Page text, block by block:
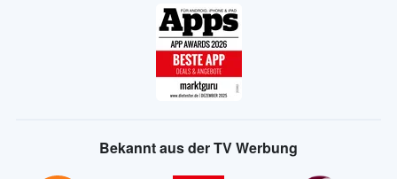
Bekannt aus der TV Werbung